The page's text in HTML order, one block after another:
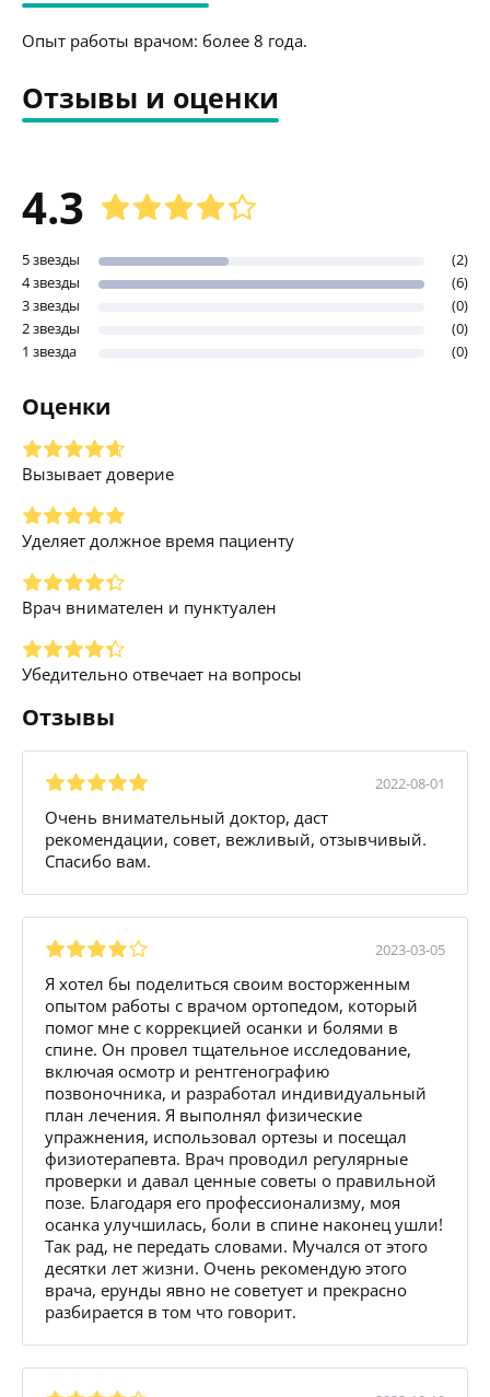
Опыт работы врачом: более 8 года.
Отзывы и оценки
4.3
5 звезды
(2)
4 звезды
(6)
3 звезды
(0)
2 звезды
(0)
1 звезда
(0)
Оценки
Вызывает доверие
Уделяет должное время пациенту
Врач внимателен и пунктуален
Убедительно отвечает на вопросы
Отзывы
2022-08-01
Очень внимательный доктор, даст
рекомендации, совет, вежливый, отзывчивый.
Спасибо вам.
2023-03-05
Я хотел бы поделиться своим восторженным
опытом работы с врачом ортопедом, который
помог мне с коррекцией осанки и болями в
спине. Он провел тщательное исследование,
включая осмотр и рентгенографию
позвоночника, и разработал индивидуальный
план лечения. Я выполнял физические
упражнения, использовал ортезы и посещал
физиотерапевта. Врач проводил регулярные
проверки и давал ценные советы о правильной
позе. Благодаря его профессионализму, моя
осанка улучшилась, боли в спине наконец ушли!
Так рад, не передать словами. Мучался от этого
десятки лет жизни. Очень рекомендую этого
врача, ерунды явно не советует и прекрасно
разбирается в том что говорит.